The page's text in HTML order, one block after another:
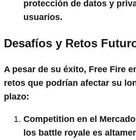
protección de datos y
usuarios.
Desafíos y Retos
A pesar de su éxito, Free Fire
retos que podrían afectar su
plazo:
Competition en el
los battle royale es